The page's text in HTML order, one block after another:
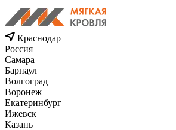
Краснодар
Россия
Самара
Барнаул
Волгоград
Воронеж
Екатеринбург
Ижевск
Казань